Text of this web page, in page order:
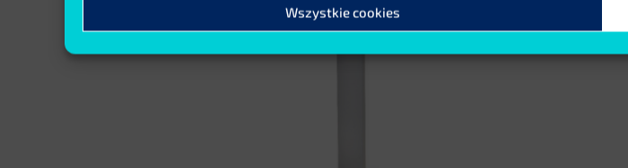
Wszystkie cookies